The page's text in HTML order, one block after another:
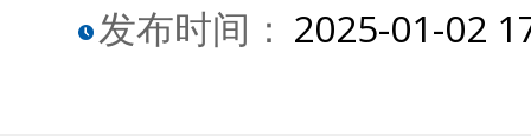
发布时间： 2025-01-02